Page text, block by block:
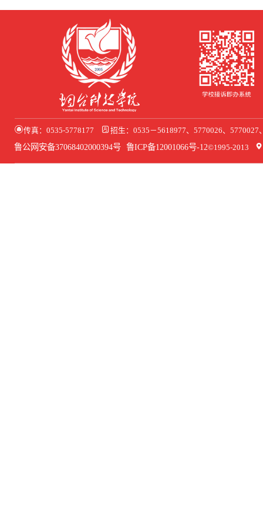
传真：0535-5778177 招生：0535－5618977、5770026、
鲁公网安备37068402000394号 鲁ICP备12001066号-12©1995-2013